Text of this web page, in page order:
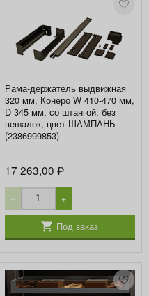
Рама-держатель выдвижная
320 мм, Конеро W 410-470 мм,
D 345 мм, со штангой, без
вешалок, цвет ШАМПАНЬ
(2386999853)
17 263,00 ₽
− +
Под заказ